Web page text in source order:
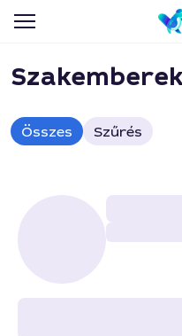
Összes Szűrés